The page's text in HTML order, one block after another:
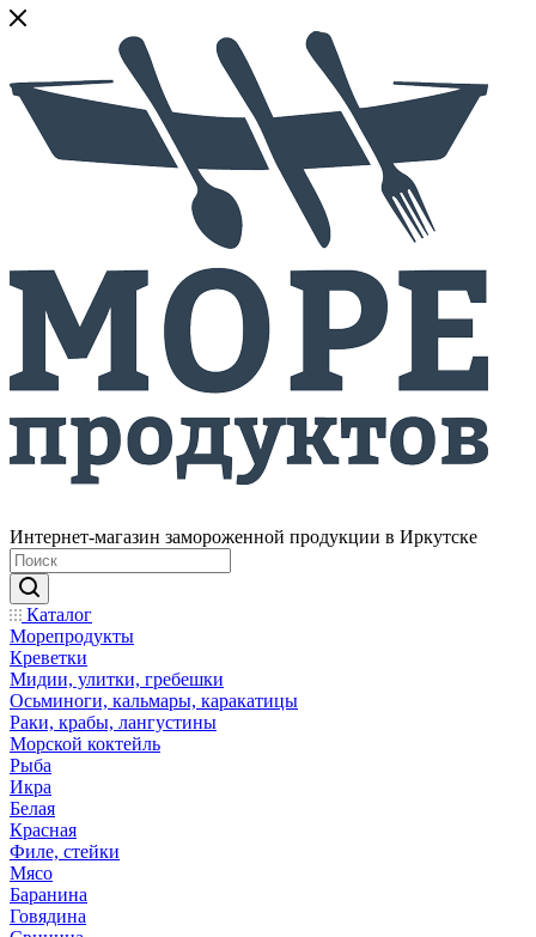
Интернет-магазин замороженной продукции в Иркутске
Каталог
Морепродукты
Креветки
Мидии, улитки, гребешки
Осьминоги, кальмары, каракатицы
Раки, крабы, лангустины
Морской коктейль
Рыба
Икра
Белая
Красная
Филе, стейки
Мясо
Баранина
Говядина